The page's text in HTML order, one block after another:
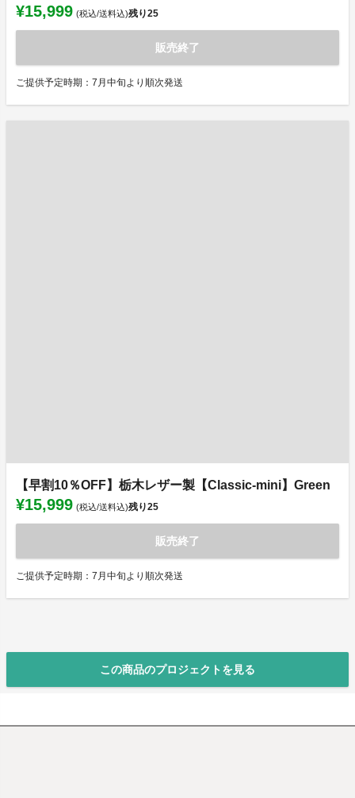
¥15,999 (税込/送料込)残り25
販売終了
ご提供予定時期：7月中旬より順次発送
【早割10％OFF】栃木レザー製【Classic-mini】Green
¥15,999 (税込/送料込)残り25
販売終了
ご提供予定時期：7月中旬より順次発送
この商品のプロジェクトを見る